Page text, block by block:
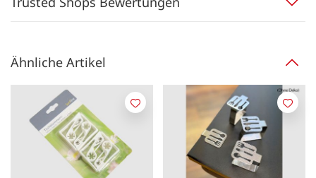
Ähnliche Artikel
Merken